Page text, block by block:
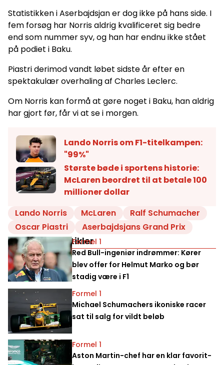
Statistikken i Aserbajdsjan er dog ikke på hans side. I
fem forsøg har Norris aldrig kvalificeret sig bedre
end som nummer syv, og han har endnu ikke stået
på podiet i Baku.
Piastri derimod vandt løbet sidste år efter en
spektakulær overhaling af Charles Leclerc.
Om Norris kan formå at gøre noget i Baku, han aldrig
har gjort før, får vi at se i morgen.
Lando Norris om F1-titelkampen:
"99%"
Største bøde i sportens historie:
McLaren beordret til at betale 100
millioner dollar
Lando Norris
McLaren
Ralf Schumacher
Oscar Piastri
Aserbajdsjans Grand Prix
Relaterede artikler
Formel 1
Red Bull-ingeniør indrømmer: Kører
blev offer for Helmut Marko og bør
stadig være i F1
Formel 1
Michael Schumachers ikoniske racer
sat til salg for vildt beløb
Formel 1
Aston Martin-chef har en klar favorit-